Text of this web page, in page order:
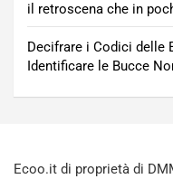
il retroscena che in
Decifrare i Codici delle
Identificare le Bucce
Ecoo.it di proprietà di